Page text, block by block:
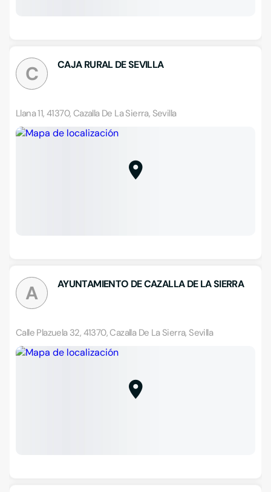
C CAJA RURAL DE SEVILLA
Llana 11, 41370, Cazalla De La Sierra, Sevilla
A AYUNTAMIENTO DE CAZALLA DE LA SIERRA
Calle Plazuela 32, 41370, Cazalla De La Sierra, Sevilla